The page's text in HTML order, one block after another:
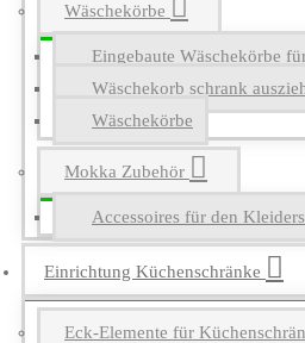
Wäschekörbe
Eingebaute Wäschekörbe
Wäschekorb schrank
Wäschekörbe
Mokka Zubehör
Accessoires für den
Einrichtung Küchenschränke
Eck-Elemente für